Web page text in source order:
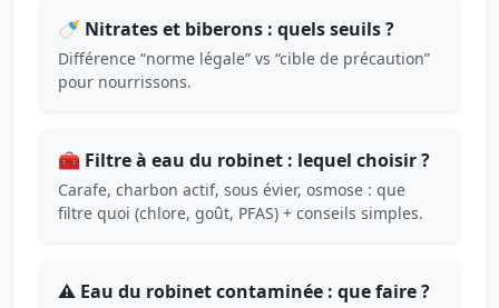
🍼 Nitrates et biberons : quels seuils ?
Différence “norme légale” vs “cible de précaution”
pour nourrissons.
🧰 Filtre à eau du robinet : lequel choisir ?
Carafe, charbon actif, sous évier, osmose : que
filtre quoi (chlore, goût, PFAS) + conseils simples.
⚠️ Eau du robinet contaminée : que faire ?